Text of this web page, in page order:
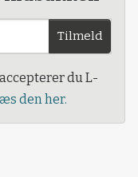
Tilmeld
du L-
den her.